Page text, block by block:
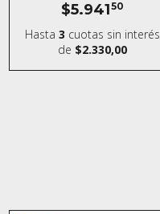
$5.94150
Hasta3 cuotas sin interés
de $2.330,00